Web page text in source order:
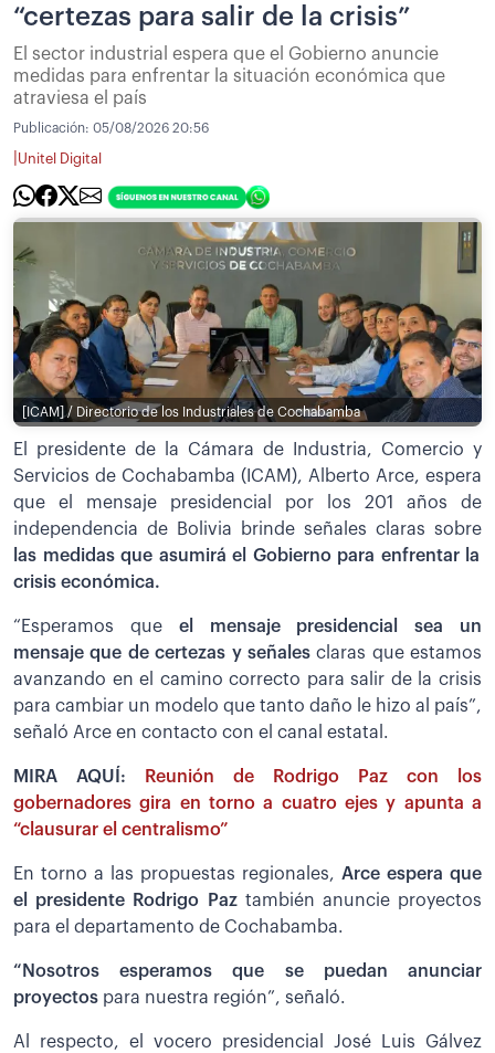
“certezas para salir de la crisis”
El sector industrial espera que el Gobierno anuncie
medidas para enfrentar la situación económica que
atraviesa el país
Publicación: 05/08/2026 20:56
Unitel Digital
[ICAM] / Directorio de los Industriales de Cochabamba
El presidente de la Cámara de Industria, Comercio y
Servicios de Cochabamba (ICAM), Alberto Arce, espera
que el mensaje presidencial por los 201 años de
independencia de Bolivia brinde señales claras sobre
las medidas que asumirá el Gobierno para enfrentar la
crisis económica.
“Esperamos queel mensaje presidencial sea un
mensaje que de certezas y señalesclaras que estamos
avanzando en el camino correcto para salir de la crisis
para cambiar un modelo que tanto daño le hizo al país”,
señaló Arce en contacto con el canal estatal.
MIRA AQUÍ:
Reunión de Rodrigo Paz con los
gobernadores gira en torno a cuatro ejes y apunta a
“clausurar el centralismo”
En torno a las propuestas regionales, Arce espera que
el presidente Rodrigo Paz también anuncie proyectos
para el departamento de Cochabamba.
“Nosotros esperamos que se puedan anunciar
proyectos para nuestra región”, señaló.
Al respecto, el vocero presidencial José Luis Gálvez